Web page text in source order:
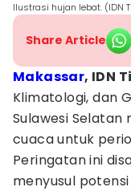
Ilustrasi hujan lebat. (IDN
Share Article
Makassar, IDN
Klimatologi, dan
Sulawesi
cuaca untuk
Peringatan ini
menyusul